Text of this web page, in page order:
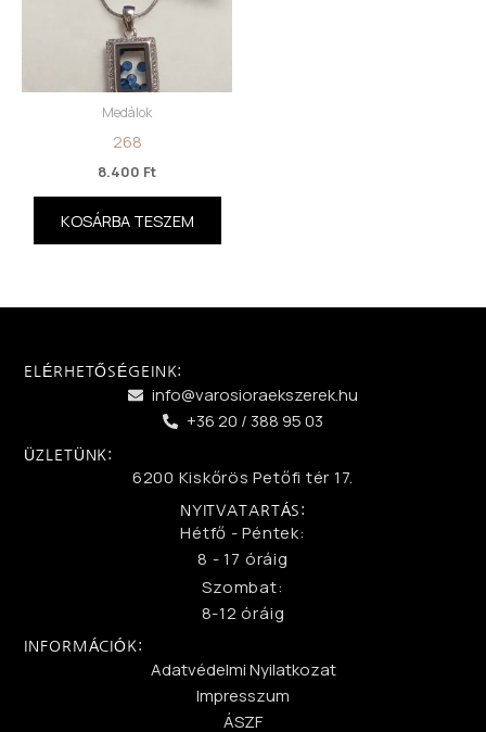
Medálok
268
8.400 Ft
KOSÁRBA TESZEM
ELÉRHETŐSÉGEINK:
info@varosioraekszerek.hu
+36 20 / 388 95 03
ÜZLETÜNK:
6200 Kiskőrös Petőfi tér 17.
NYITVATARTÁS:
Hétfő - Péntek:
8 - 17 óráig
Szombat:
8-12 óráig
INFORMÁCIÓK:
Adatvédelmi Nyilatkozat
Impresszum
ÁSZF